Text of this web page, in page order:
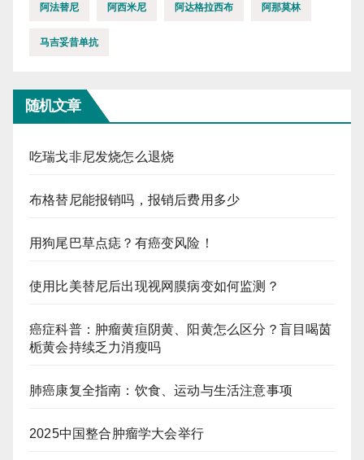
阿法替尼 阿西米尼 阿达格拉西布 阿那莫林
马吉妥昔单抗
随机文章
吃瑞戈非尼发烧怎么退烧
布格替尼能报销吗，报销后费用多少
用狗尾巴草点痣？有癌变风险！
使用比美替尼后出现视网膜病变如何监测？
癌症科普：肿瘤黄疸阴黄、阳黄怎么区分？盲目喝茵
栀黄会持续乏力消瘦吗
肺癌康复全指南：饮食、运动与生活注意事项
2025中国整合肿瘤学大会举行